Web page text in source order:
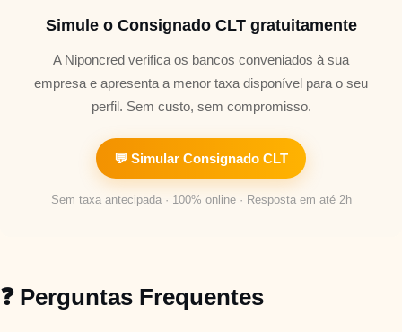
Simule o Consignado CLT gratuitamente
A Niponcred verifica os bancos conveniados à sua
empresa e apresenta a menor taxa disponível para o seu
perfil. Sem custo, sem compromisso.
💬 Simular Consignado CLT
Sem taxa antecipada · 100% online · Resposta em até 2h
❓ Perguntas Frequentes